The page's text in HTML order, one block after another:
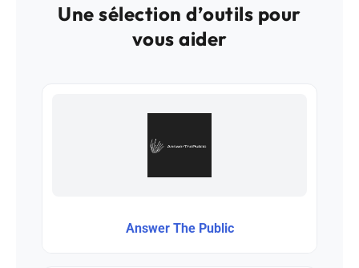
Une sélection d’outils pour
vous aider
Answer The Public